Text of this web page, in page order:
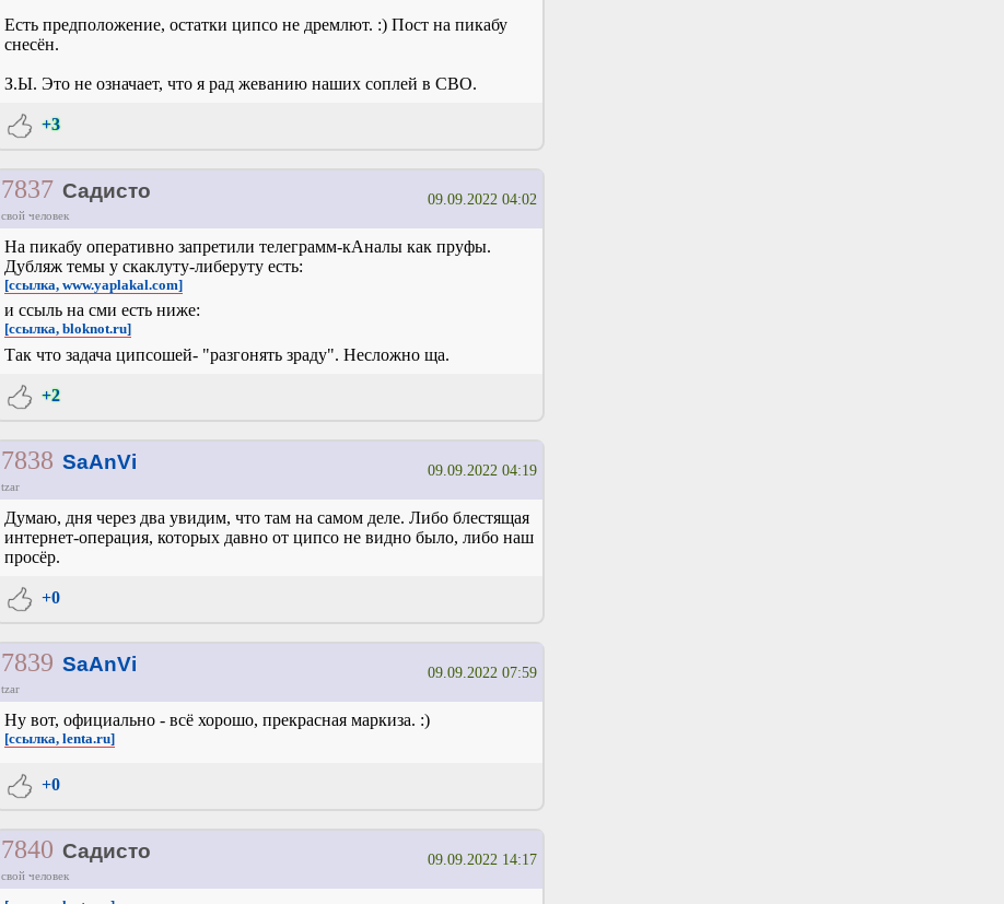
Есть предположение, остатки ципсо не дремлют. :) Пост на пикабу
снесён.
З.Ы. Это не означает, что я рад жеванию наших соплей в СВО.
+3
7837 Садисто
свой человек
09.09.2022 04:02
На пикабу оперативно запретили телеграмм-кАналы как пруфы.
Дубляж темы у скаклуту-либеруту есть:
[ссылка, www.yaplakal.com]
и ссыль на сми есть ниже:
[ссылка, bloknot.ru]
Так что задача ципсошей- "разгонять зраду". Несложно ща.
+2
7838 SaAnVi
tzar
09.09.2022 04:19
Думаю, дня через два увидим, что там на самом деле. Либо блестящая
интернет-операция, которых давно от ципсо не видно было, либо наш
просёр.
+0
7839 SaAnVi
tzar
09.09.2022 07:59
Ну вот, официально - всё хорошо, прекрасная маркиза. :)
[ссылка, lenta.ru]
+0
7840 Садисто
свой человек
09.09.2022 14:17